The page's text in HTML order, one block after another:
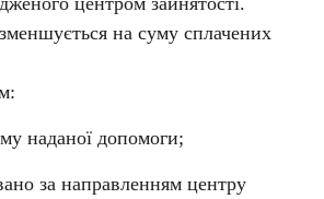
на суму сплачених
наданої допомоги;
за направленням центру